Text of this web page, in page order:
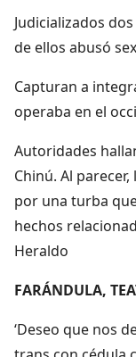
Judicializados
de ellos abusó
Capturan a
operaba en el
Autoridades
Chinú. Al
por una turba
hechos
Heraldo
FARÁNDULA,
‘Deseo que nos